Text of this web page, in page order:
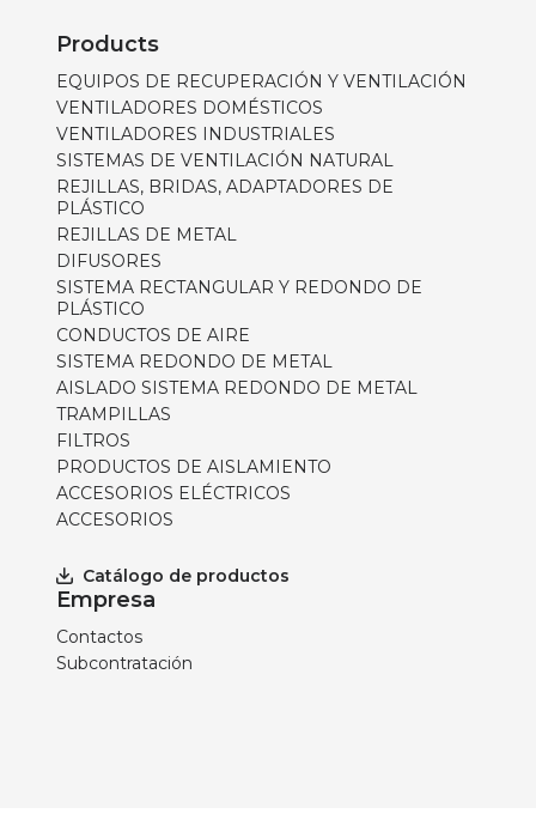
Products
EQUIPOS DE RECUPERACIÓN Y VENTILACIÓN
VENTILADORES DOMÉSTICOS
VENTILADORES INDUSTRIALES
SISTEMAS DE VENTILACIÓN NATURAL
REJILLAS, BRIDAS, ADAPTADORES DE
PLÁSTICO
REJILLAS DE METAL
DIFUSORES
SISTEMA RECTANGULAR Y REDONDO DE
PLÁSTICO
CONDUCTOS DE AIRE
SISTEMA REDONDO DE METAL
AISLADO SISTEMA REDONDO DE METAL
TRAMPILLAS
FILTROS
PRODUCTOS DE AISLAMIENTO
ACCESORIOS ELÉCTRICOS
ACCESORIOS
Catálogo de productos
Empresa
Contactos
Subcontratación